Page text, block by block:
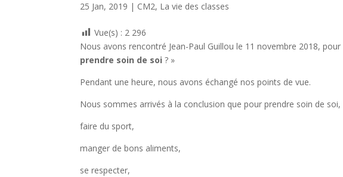
25 Jan, 2019 | CM2, La vie des classes
Vue(s) : 2 296
Nous avons rencontré Jean-Paul Guillou le 11 novembre 2018,
prendre soin de soi ? »
Pendant une heure, nous avons échangé nos points de vue.
Nous sommes arrivés à la conclusion que pour prendre soin de soi,
faire du sport,
manger de bons aliments,
se respecter,